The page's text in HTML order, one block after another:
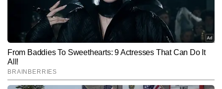
विषयों पर वह 12,000 से अधिक आर्टिकल लिख चुके हैं।
Subscribe to our daily Newsletter!
SUBMIT